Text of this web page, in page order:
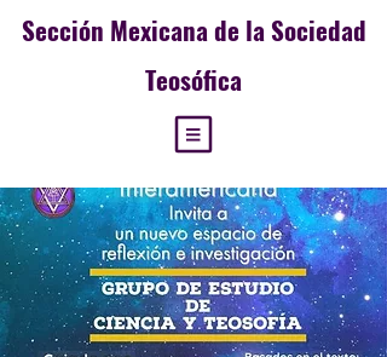
Sección Mexicana de la Sociedad
Teosófica